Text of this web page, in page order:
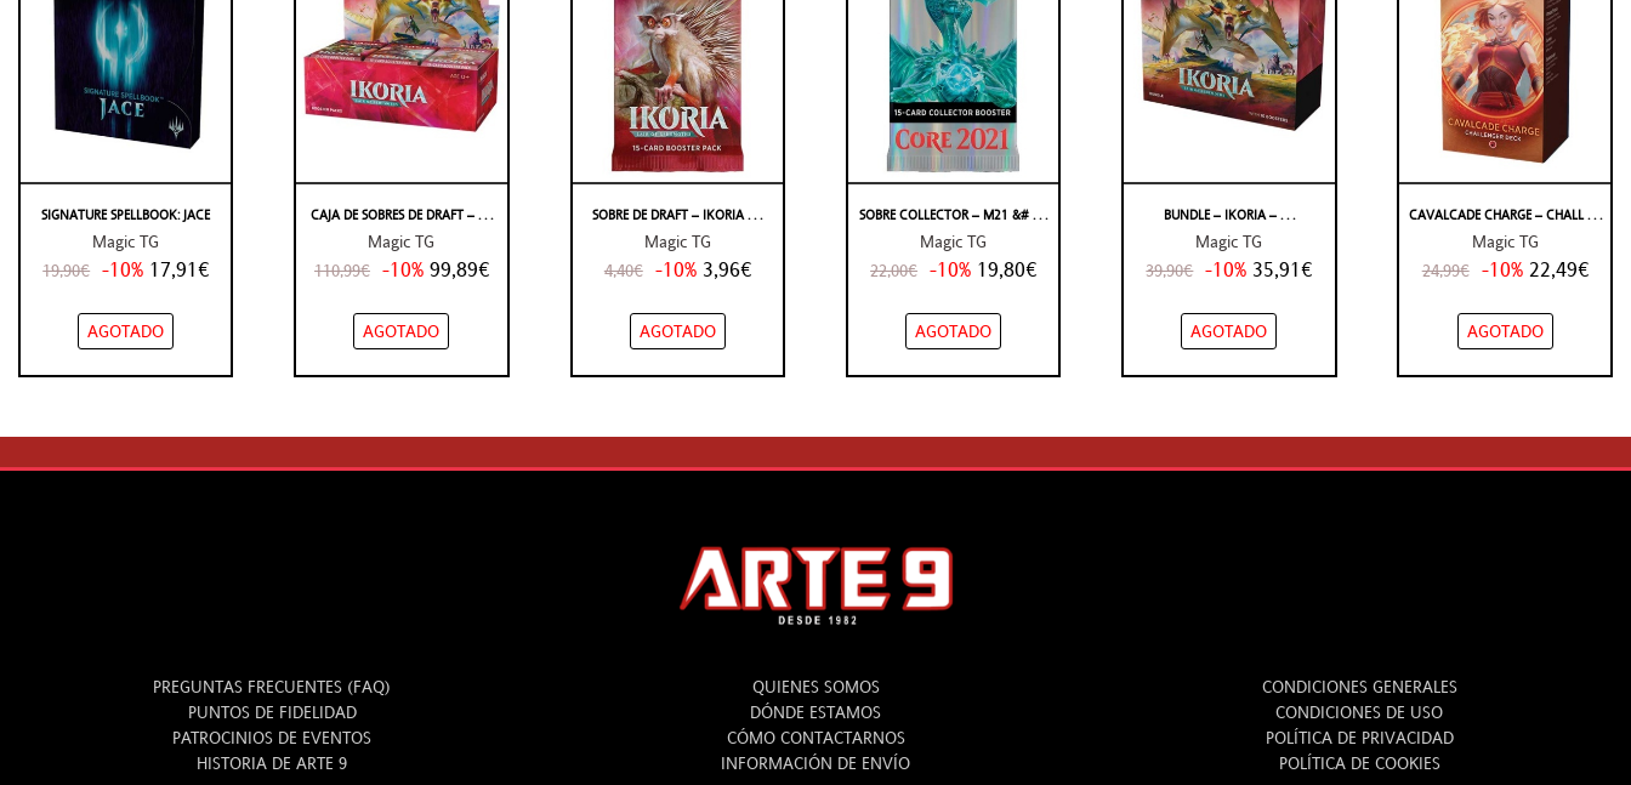
SIGNATURE SPELLBOOK: JACE
Magic TG
19,90€ -10% 17,91€
AGOTADO
CAJA DE SOBRES DE DRAFT – . . .
Magic TG
110,99€ -10% 99,89€
AGOTADO
SOBRE DE DRAFT – IKORIA . . .
Magic TG
4,40€ -10% 3,96€
AGOTADO
SOBRE COLLECTOR – M21 &# . . .
Magic TG
22,00€ -10% 19,80€
AGOTADO
BUNDLE – IKORIA – . . .
Magic TG
39,90€ -10% 35,91€
AGOTADO
CAVALCADE CHARGE – CHALL . . .
Magic TG
24,99€ -10% 22,49€
AGOTADO
PREGUNTAS FRECUENTES (FAQ)
PUNTOS DE FIDELIDAD
PATROCINIOS DE EVENTOS
HISTORIA DE ARTE 9
QUIENES SOMOS
DÓNDE ESTAMOS
CÓMO CONTACTARNOS
INFORMACIÓN DE ENVÍO
CONDICIONES GENERALES
CONDICIONES DE USO
POLÍTICA DE PRIVACIDAD
POLÍTICA DE COOKIES